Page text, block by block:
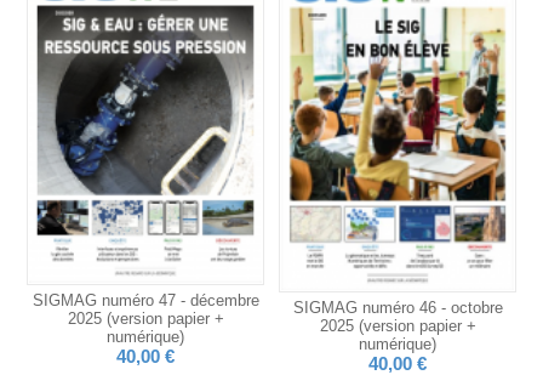
SIGMAG numéro 47 - décembre
2025 (version papier +
numérique)
40,00 €
SIGMAG numéro 46 - octobre
2025 (version papier +
numérique)
40,00 €